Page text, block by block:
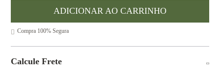
Compra 100% Segura
Calcule Frete